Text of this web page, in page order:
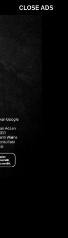
CLOSE ADS